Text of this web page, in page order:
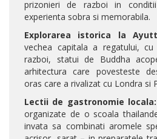
prizonieri de razboi in
experienta sobra si memorabila.
Explorarea istorica la
vechea capitala a regatului,
razboi, statui de Buddha
arhitectura care povesteste
oras care a rivalizat cu Londra si
Lectii de gastronomie locala:
organizate de o scoala
invata sa combinati aromele